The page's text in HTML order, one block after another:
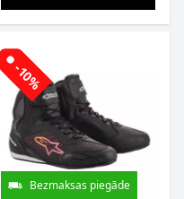
-10%
Bezmaksas piegāde